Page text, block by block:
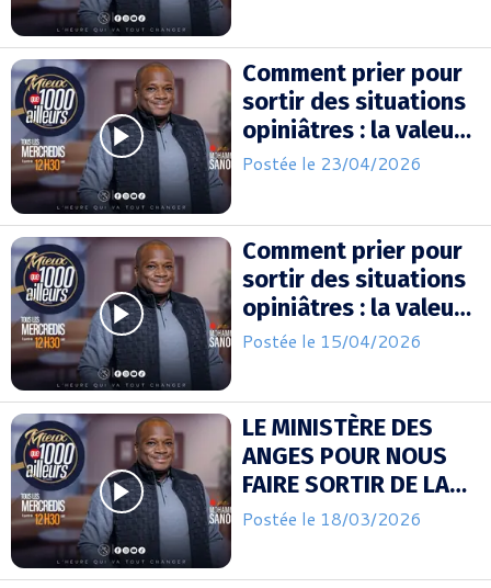
Comment prier pour
sortir des situations
opiniâtres : la valeur
de la consécration !
Postée le 23/04/2026
Comment prier pour
sortir des situations
opiniâtres : la valeur
de la consécration ! |
Postée le 15/04/2026
LE MINISTÈRE DES
ANGES POUR NOUS
FAIRE SORTIR DE LA
FOSSE
Postée le 18/03/2026